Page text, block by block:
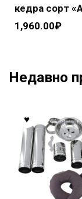
кедра сорт
1,960.00₽
Недавно